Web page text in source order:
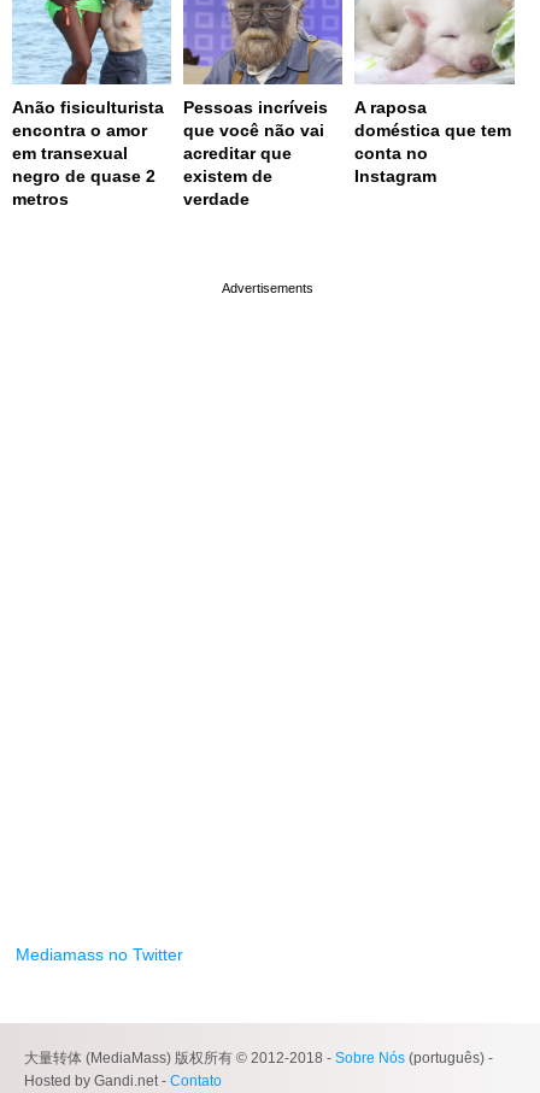
Anão fisiculturista
encontra o amor
em transexual
negro de quase 2
metros
Pessoas incríveis
que você não vai
acreditar que
existem de
verdade
A raposa
doméstica que tem
conta no
Instagram
Mediamass no Twitter
大量转体 (MediaMass) 版权所有 © 2012-2018 - Sobre Nós (português) -
Hosted by Gandi.net - Contato